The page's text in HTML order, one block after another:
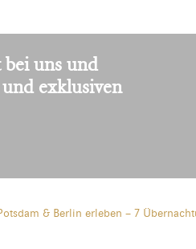
bei uns und
exklusiven
& Berlin erleben – 7